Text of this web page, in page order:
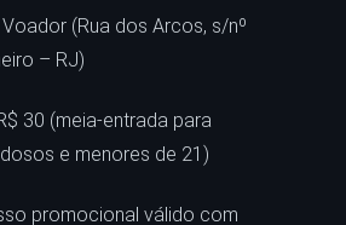
(Rua dos Arcos, s/nº
– RJ)
30 (meia-entrada para
e menores de 21)
promocional válido com